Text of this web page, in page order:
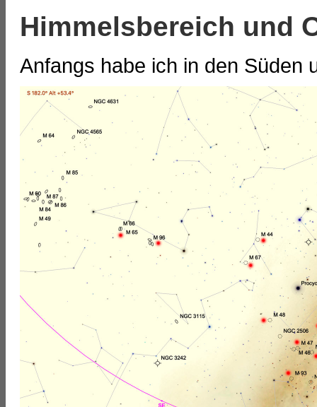
Himmelsbereich und
Anfangs habe ich in den Süden